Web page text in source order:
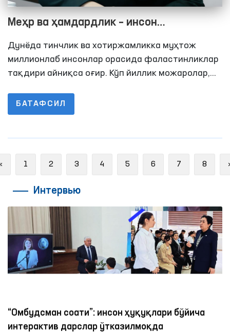
Меҳр ва ҳамдардлик – инсон
ҳуқуқларининг юксак ифодаси
Дунёда тинчлик ва хотиржамликка муҳтож
миллионлаб инсонлар орасида фаластинликлар
тақдири айниқса оғир. Кўп йиллик можаролар,
натижасида минглаб оилалар уй-жойидан, тинч
ҳаётидан айрилган
БАТАФСИЛ
Previous
1 2 3 4 5 6 7 8
Интервью
“Омбудсман соати”: инсон ҳуқуқлари бўйича
интерактив дарслар ўтказилмоқда